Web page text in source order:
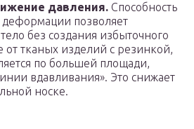
давления. Способность
позволяет
без создания избыточного
от тканых изделий с резинкой,
по большей площади,
вдавливания». Это снижает
носке.